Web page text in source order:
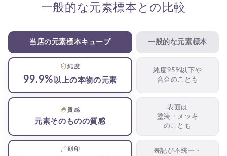
一般的な元素標本との比較
当店の元素標本キューブ 一般的な元素標本
純度
99.9% 以上の本物の元素
純度95%以下や
合金のことも
質感
元素そのものの質感
表面は
塗装・メッキ
のことも
刻印
表記が不統一・